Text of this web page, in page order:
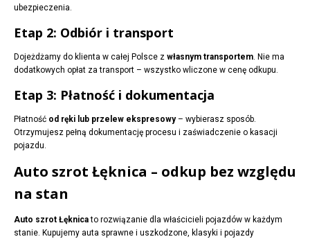
ubezpieczenia.
Etap 2: Odbiór i transport
Dojeżdżamy do klienta w całej Polsce z własnym transportem. Nie ma
dodatkowych opłat za transport – wszystko wliczone w cenę odkupu.
Etap 3: Płatność i dokumentacja
Płatność od ręki lub przelew ekspresowy– wybierasz sposób.
Otrzymujesz pełną dokumentację procesu i zaświadczenie o kasacji
pojazdu.
Auto szrot Łęknica – odkup bez względu
na stan
Auto szrot Łęknicato rozwiązanie dla właścicieli pojazdów w każdym
stanie. Kupujemy auta sprawne i uszkodzone, klasyki i pojazdy